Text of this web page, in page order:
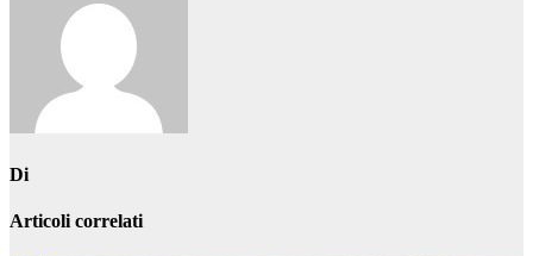
Di
Articoli correlati